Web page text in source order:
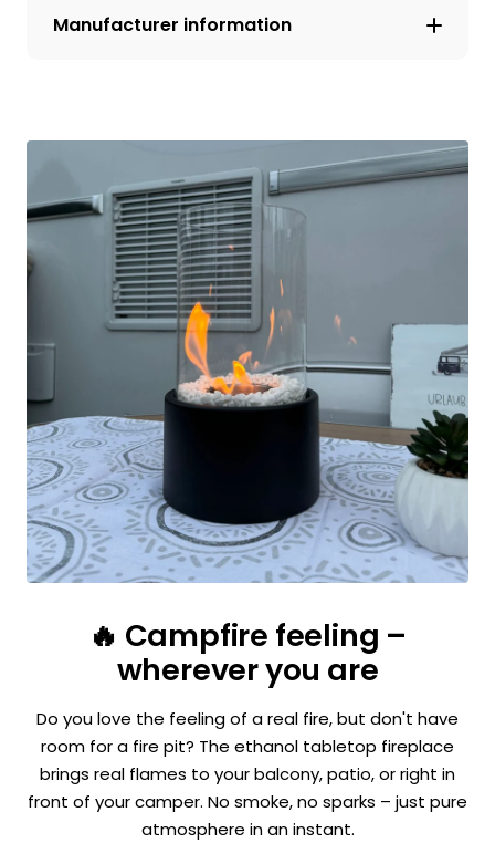
Manufacturer information
🔥 Campfire feeling –
wherever you are
Do you love the feeling of a real fire, but don't have
room for a fire pit? The ethanol tabletop fireplace
brings real flames to your balcony, patio, or right in
front of your camper. No smoke, no sparks – just pure
atmosphere in an instant.